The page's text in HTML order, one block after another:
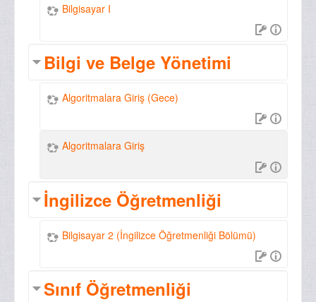
Bilgisayar I
Bilgi ve Belge Yönetimi
Algoritmalara Giriş (Gece)
Algoritmalara Giriş
İngilizce Öğretmenliği
Bilgisayar 2 (İngilizce Öğretmenliği Bölümü)
Sınıf Öğretmenliği